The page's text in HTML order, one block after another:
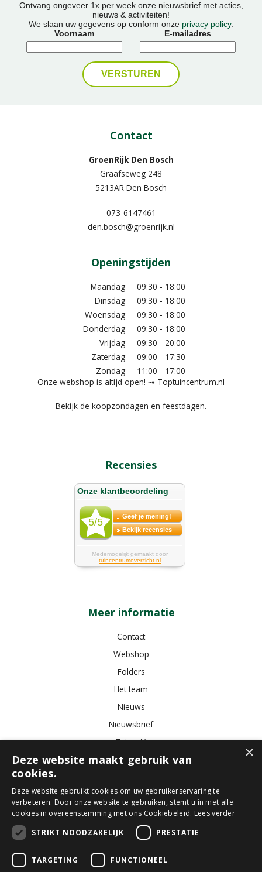
Ontvang ongeveer 1x per week onze nieuwsbrief met acties,
nieuws & activiteiten!
We slaan uw gegevens op conform onze privacy policy.
Voornaam
E-mailadres
Contact
GroenRijk Den Bosch
Graafseweg 248
5213AR Den Bosch
073-6147461
den.bosch@groenrijk.nl
Openingstijden
Maandag
09:30 - 18:00
Dinsdag
09:30 - 18:00
Woensdag
09:30 - 18:00
Donderdag
09:30 - 18:00
Vrijdag
09:30 - 20:00
Zaterdag
09:00 - 17:30
Zondag
11:00 - 17:00
Onze webshop is altijd open! ⇢ Toptuincentrum.nl
Bekijk de koopzondagen en feestdagen.
Recensies
Meer informatie
Contact
Webshop
Folders
Het team
Nieuws
Nieuwsbrief
Tuincafé
Vacatures
Tuincentrum Bloemist Kamerplanten Kunstbloemen
Buitenplanten
Tuinmeubelen
© GroenRijk Den Bosch
×
Deze website maakt gebruik van
cookies.
Deze website gebruikt cookies om uw gebruikerservaring te
verbeteren. Door onze website te gebruiken, stemt u in met alle
cookies in overeenstemming met ons Cookiebeleid. Lees verder
STRIKT NOODZAKELIJK
PRESTATIE
TARGETING FUNCTIONEEL